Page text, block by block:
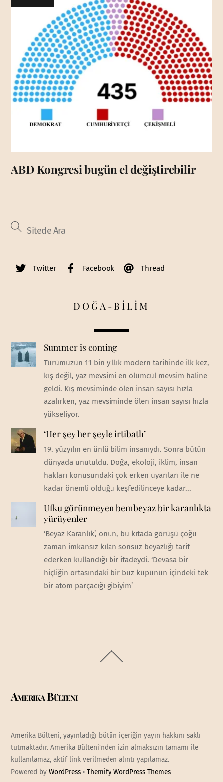
ABD Kongresi bugün el değiştirebilir
Twitter Facebook Thread
DOĞA-BİLİM
Summer is coming
Türümüzün 11 bin yıllık modern tarihinde ilk kez,
kış değil, yaz mevsimi en ölümcül mevsim haline
geldi. Kış mevsiminde ölen insan sayısı hızla
azalırken, yaz mevsiminde ölen insan sayısı hızla
yükseliyor.
‘Her şey her şeyle irtibatlı’
19. yüzyılın en ünlü bilim insanıydı. Sonra bütün
dünyada unutuldu. Doğa, ekoloji, iklim, insan
hakları konusundaki çok erken uyarıları ile ne
kadar önemli olduğu keşfedilinceye kadar...
Ufku görünmeyen bembeyaz bir karanlıkta
yürüyenler
‘Beyaz Karanlık’, onun, bu kıtada görüşü çoğu
zaman imkansız kılan sonsuz beyazlığı tarif
ederken kullandığı bir ifadeydi. ‘Devasa bir
hiçliğin ortasındaki bir buz küpünün içindeki tek
bir atom parçacığı gibiyim’
To
Amerika Bülteni
Amerika Bülteni, yayınladığı bütün içeriğin yayın hakkını saklı
tutmaktadır. Amerika Bülteni'nden izin almaksızın tamamı ile
kullanılamaz, aktif link verilmeden alıntı yapılamaz.
Powered byWordPress •Themify WordPress Themes